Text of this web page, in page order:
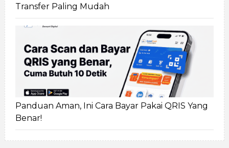
Transfer Paling Mudah
Panduan Aman, Ini Cara Bayar Pakai QRIS Yang
Benar!